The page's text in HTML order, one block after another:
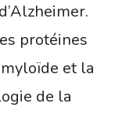
protéines
et la
de la